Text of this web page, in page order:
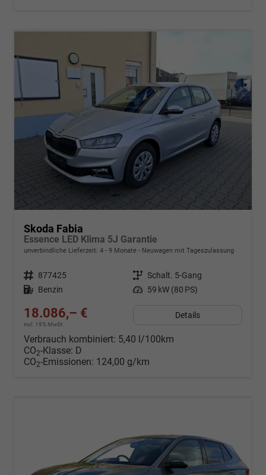
Skoda Fabia
Essence LED Klima 5J Garantie
unverbindliche Lieferzeit: 4 - 9 Monate Neuwagen mit Tageszulassung
Fahrzeugnr. 877425 Getriebe Schalt. 5-Gang
Kraftstoff Benzin Leistung 59 kW (80 PS)
18.086,– €
incl. 19% MwSt.
Details
Verbrauch kombiniert: 5,40 l/100km
CO2-Klasse: D
CO2-Emissionen: 124,00 g/km